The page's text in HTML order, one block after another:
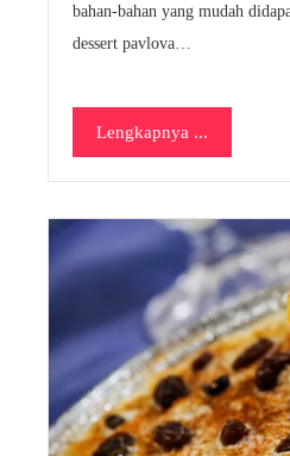
bahan-bahan yang mudah
dessert pavlova…
Lengkapnya ...